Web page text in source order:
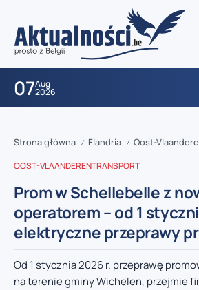
07Aug
2026
Strona główna / Flandria / Oost-
OOST-VLAANDERENTRANSPORT
Prom w Schellebelle z
operatorem – od 1
elektryczne przeprawy
Od 1 stycznia 2026 r. przeprawę
na terenie gminy Wichelen, przejmie